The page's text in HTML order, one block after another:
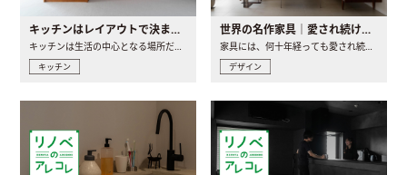
キッチンはレイアウトで決まる。後悔しないための考え方と選び方
キッチンは生活の中心となる場所だからこそ、家の中のどこに置..
キッチン
世界の名作家具｜愛され続ける理由と一生モノとの出会い方
家具には、何十年経っても愛され続ける「名作」と呼ばれるもの..
デザイン